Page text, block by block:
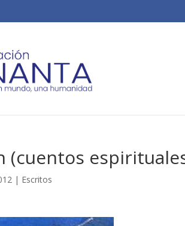
(cuentos
| Escritos